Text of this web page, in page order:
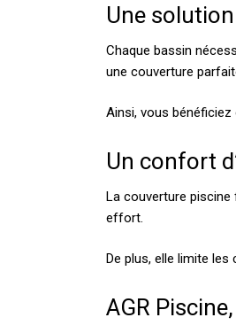
Une
Chaque bassin
une couverture
Ainsi, vous bénéficiez
Un confort
La couverture
effort.
De plus, elle limite les
AGR